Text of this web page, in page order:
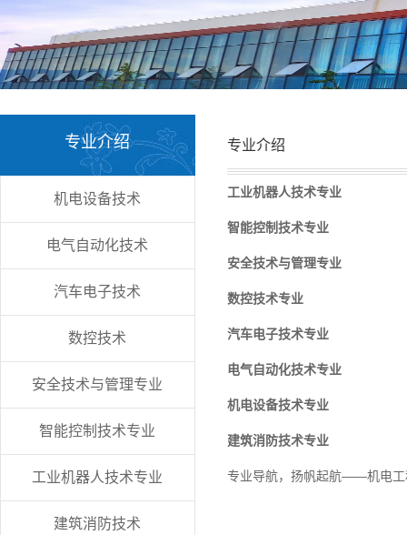
专业介绍
机电设备技术
电气自动化技术
汽车电子技术
数控技术
安全技术与管理专业
智能控制技术专业
工业机器人技术专业
建筑消防技术
专业介绍
工业机器人技术专业
智能控制技术专业
安全技术与管理专业
数控技术专业
汽车电子技术专业
电气自动化技术专业
机电设备​技术专业
建筑消防技术专业
专业导航，扬帆起航——机电工